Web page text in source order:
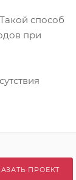
способ
при
ПРОЕКТ